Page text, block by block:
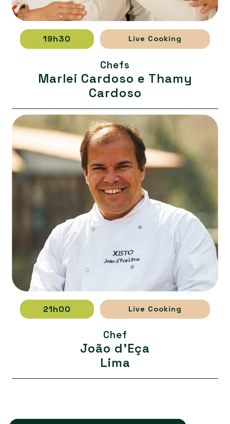
19h30 Live Cooking
Chefs
Marlei Cardoso e Thamy
Cardoso
21h00 Live Cooking
Chef
João d'Eça
Lima